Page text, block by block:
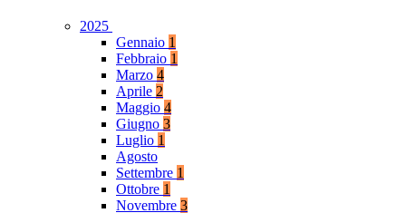
2025
Gennaio 1
Febbraio 1
Marzo 4
Aprile 2
Maggio 4
Giugno 3
Luglio 1
Agosto
Settembre 1
Ottobre 1
Novembre 3